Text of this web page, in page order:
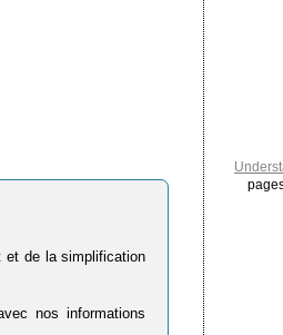
et de la simplification
nos informations